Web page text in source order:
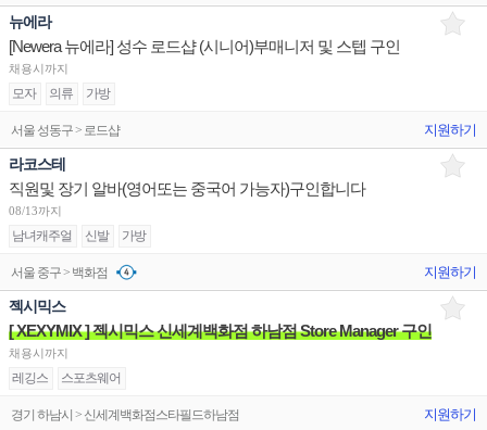
뉴에라
[Newera 뉴에라] 성수 로드샵 (시니어)부매니저 및 스텝 구인
채용시까지
모자 의류 가방
서울 성동구 > 로드샵 지원하기
라코스테
직원및 장기 알바(영어또는 중국어 가능자)구인합니다
08/13까지
남녀캐주얼 신발 가방
서울 중구 > 백화점 지원하기
젝시믹스
[ XEXYMIX ] 젝시믹스 신세계백화점 하남점 Store Manager 구인
채용시까지
레깅스 스포츠웨어
경기 하남시 > 신세계백화점스타필드하남점 지원하기